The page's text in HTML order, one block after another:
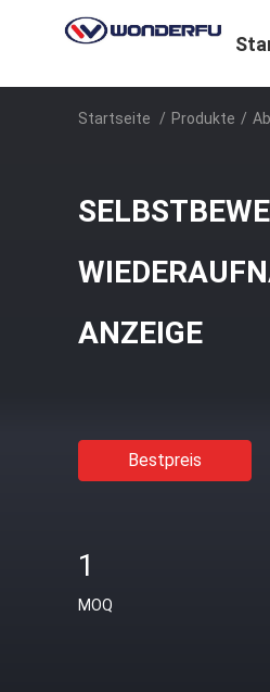
Startseite / Produkte /
ANZEIGE
Bestpreis
1
MOQ